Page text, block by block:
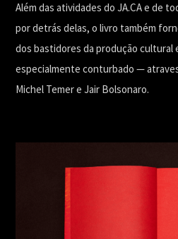
Além das atividades do JA.CA e de
por detrás delas, o livro também
dos bastidores da produção cultural
especialmente conturbado —
Michel Temer e Jair Bolsonaro.